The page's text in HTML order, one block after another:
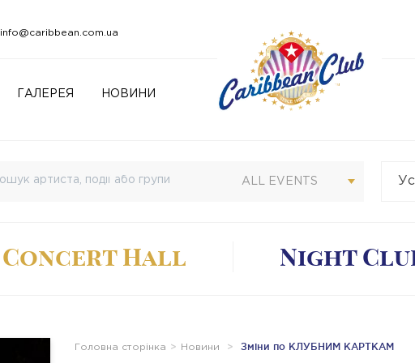
info@caribbean.com.ua
ГАЛЕРЕЯ НОВИНИ
ALL EVENTS
Concert Hall Night
Головна сторінка Новини Зміни по КЛУБНИМ КАРТКАМ